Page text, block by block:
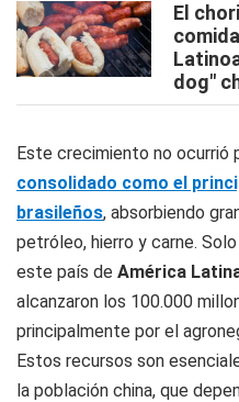
El
dog"
Este crecimiento no ocurrió
consolidado como el
brasileños, absorbiendo
petróleo, hierro y carne.
este país de América
alcanzaron los 100.000
principalmente por el
Estos recursos son
la población china, que